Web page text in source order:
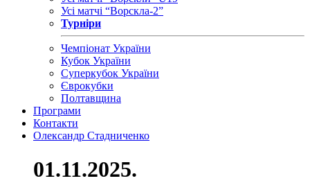
Усі матчі “Ворскла-2”
Турніри
Чемпіонат України
Кубок України
Суперкубок України
Єврокубки
Полтавщина
Програми
Контакти
Олександр Стадниченко
01.11.2025.